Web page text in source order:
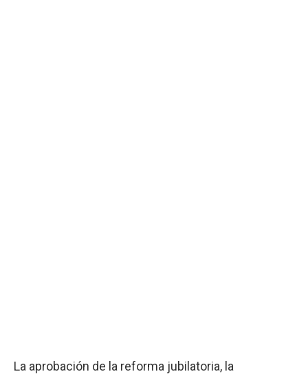
La aprobación de la reforma jubilatoria, la